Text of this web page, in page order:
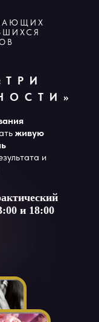
и 18:00
живую
и